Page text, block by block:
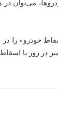
می‌توان
خودرو» را